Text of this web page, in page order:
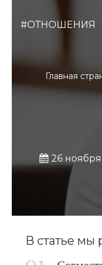
Главная
#ОТНОШЕНИЯ
26 ноября
В статье мы